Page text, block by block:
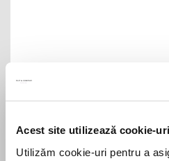
Acest site utilizează cookie-uri
Utilizăm cookie-uri pentru a
aimed at preventing